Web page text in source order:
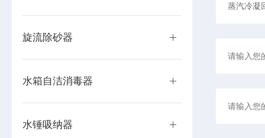
旋流除砂器
水箱自洁消毒器
水锤吸纳器